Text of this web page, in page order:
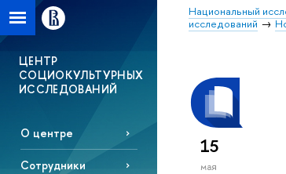
Национальный
исследований
ЦЕНТР
СОЦИОКУЛЬТУРНЫХ
ИССЛЕДОВАНИЙ
О центре
Сотрудники
15
мая